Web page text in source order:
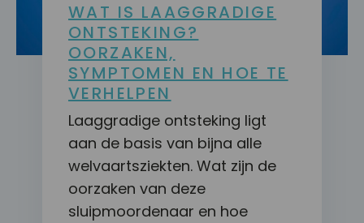
WAT IS LAAGGRADIGE
ONTSTEKING?
OORZAKEN,
SYMPTOMEN EN HOE TE
VERHELPEN
Laaggradige ontsteking ligt
aan de basis van bijna alle
welvaartsziekten. Wat zijn de
oorzaken van deze
sluipmoordenaar en hoe